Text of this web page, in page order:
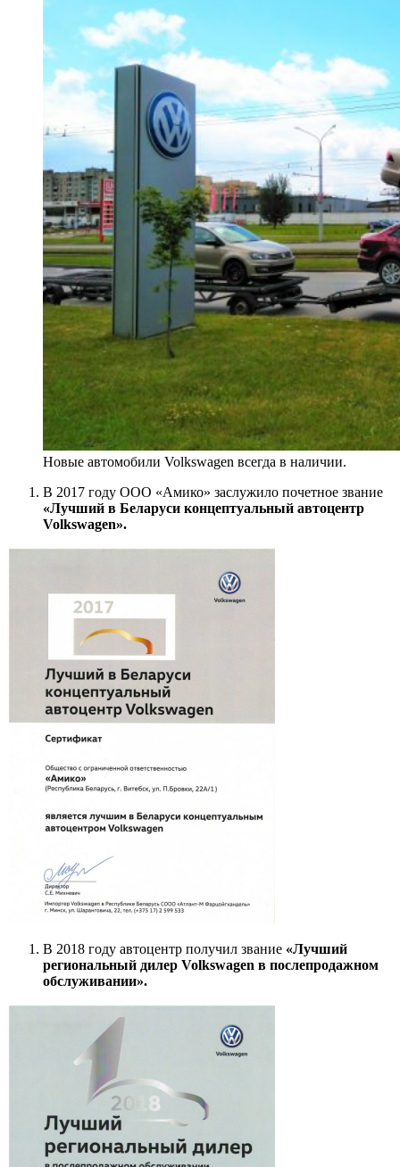
Новые автомобили Volkswagen всегда в наличии.
В 2017 году ООО «Амико» заслужило почетное звание
«Лучший в Беларуси концептуальный автоцентр
Volkswagen».
В 2018 году автоцентр получил звание «Лучший
региональный дилер Volkswagen в послепродажном
обслуживании».